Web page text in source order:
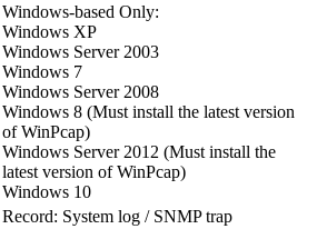
Windows-based Only:
Windows XP
Windows Server 2003
Windows 7
Windows Server 2008
Windows 8 (Must install the latest version
of WinPcap)
Windows Server 2012 (Must install the
latest version of WinPcap)
Windows 10
Record: System log / SNMP trap